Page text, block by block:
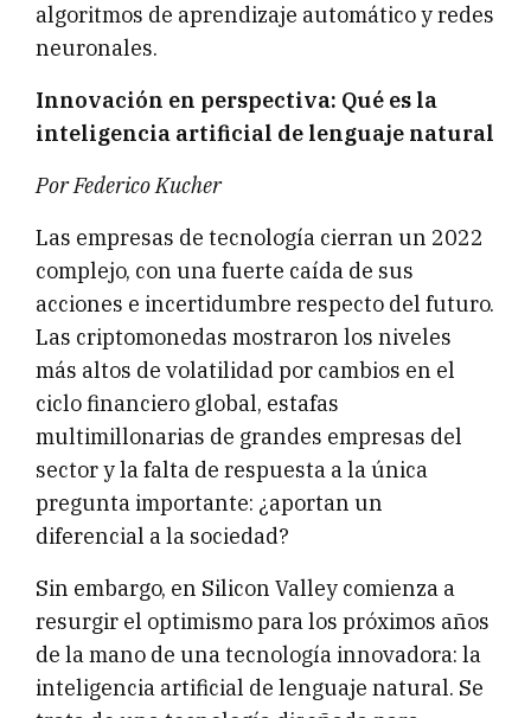
algoritmos de aprendizaje automático y redes
neuronales.
Innovación en perspectiva: Qué es la
inteligencia artificial de lenguaje natural
Por Federico Kucher
Las empresas de tecnología cierran un 2022
complejo, con una fuerte caída de sus
acciones e incertidumbre respecto del futuro.
Las criptomonedas mostraron los niveles
más altos de volatilidad por cambios en el
ciclo financiero global, estafas
multimillonarias de grandes empresas del
sector y la falta de respuesta a la única
pregunta importante: ¿aportan un
diferencial a la sociedad?
Sin embargo, en Silicon Valley comienza a
resurgir el optimismo para los próximos años
de la mano de una tecnología innovadora: la
inteligencia artificial de lenguaje natural. Se